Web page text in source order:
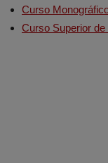
Curso
Curso Superior